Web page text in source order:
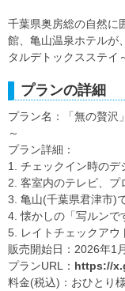
千葉県奥房総の自然に
館、亀山温泉ホテルが
タルデトックスステイ
プランの詳細
プラン名：「無の贅沢
～
プラン詳細：
1. チェックイン時のデ
2. 客室内のテレビ、プ
3. 亀山(千葉県君津市)
4. 懐かしの「写ルンで
5. レイトチェックア
販売開始日：2026年1
プランURL： https://
料金(税込)：おひとり